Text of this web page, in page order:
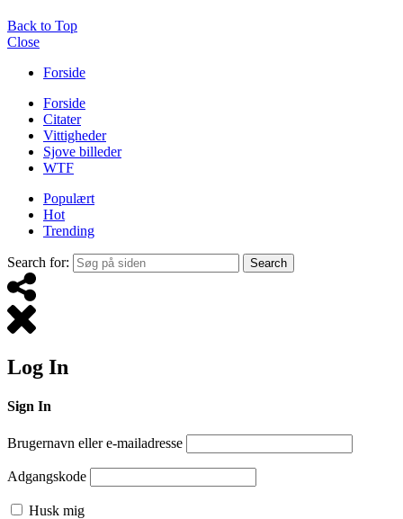
Back to Top
Close
Forside
Forside
Citater
Vittigheder
Sjove billeder
WTF
Populært
Hot
Trending
Search for: Search
Log In
Sign In
Brugernavn eller e-mailadresse
Adgangskode
Husk mig